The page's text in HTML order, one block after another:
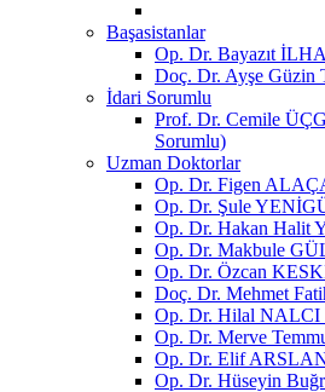
Başasistanlar
Op. Dr. Bayazıt
Doç. Dr. Ayşe
İdari Sorumlu
Prof. Dr. Cemile
Sorumlu)
Uzman Doktorlar
Op. Dr. Figen
Op. Dr. Şule
Op. Dr. Hakan Halit
Op. Dr. Makbule
Op. Dr. Özcan
Doç. Dr. Mehmet
Op. Dr. Hilal
Op. Dr. Merve
Op. Dr. Elif
Op. Dr. Hüseyin